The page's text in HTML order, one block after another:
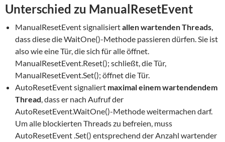
Unterschied zu ManualResetEvent
ManualResetEvent signalisiertallen wartenden Threads,
dass diese die WaitOne()-Methode passieren dürfen. Sie ist
also wie eine Tür, die sich für alle öffnet.
ManualResetEvent.Reset(); schließt, die Tür,
ManualResetEvent.Set(); öffnet die Tür.
AutoResetEvent signaliert maximal einem wartendendem
Thread, dass er nach Aufruf der
AutoResetEvent.WaitOne()-Methode weitermachen darf.
Um alle blockierten Threads zu befreien, muss
AutoResetEvent .Set() entsprechend der Anzahl wartender